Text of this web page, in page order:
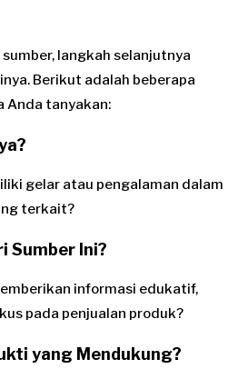
langkah selanjutnya
Berikut adalah beberapa
Anda tanyakan:
gelar atau pengalaman dalam
terkait?
Sumber Ini?
informasi edukatif,
pada penjualan produk?
yang Mendukung?